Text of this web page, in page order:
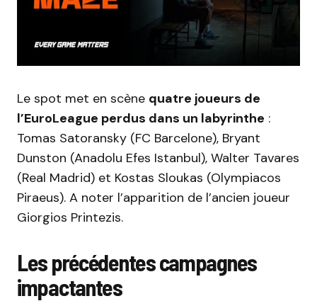
Le spot met en scène quatre joueurs de
l’EuroLeague perdus dans un labyrinthe :
Tomas Satoransky (FC Barcelone), Bryant
Dunston (Anadolu Efes Istanbul), Walter Tavares
(Real Madrid) et Kostas Sloukas (Olympiacos
Piraeus). A noter l’apparition de l’ancien joueur
Giorgios Printezis.
Les précédentes campagnes
impactantes